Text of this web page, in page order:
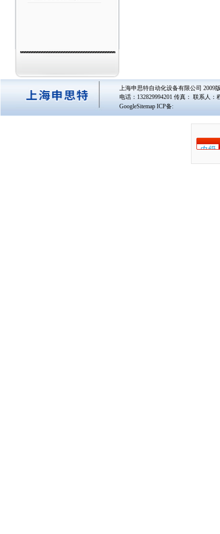
上海申思特自动化设备有限公司 2009
电话：132829994201 传真： 联系人：
GoogleSitemap ICP备: